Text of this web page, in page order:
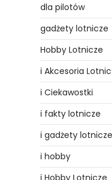
dla pilotów
gadżety lotnicze
Hobby Lotnicze
i Akcesoria
i Ciekawostki
i fakty lotnicze
i gadżety lotnicze
i hobby
i Hobby Lotnicze